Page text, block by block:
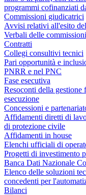
programmi cofinanziati
Commissioni giudicatrici
Avvisi relativi all'esito
Verbali delle
Contratti
Collegi consultivi tecnici
Pari opportunità e
PNRR e nel PNC
Fase esecutiva
Resoconti della
esecuzione
Concessioni e
Affidamenti diretti di
di protezione civile
Affidamenti in house
Elenchi ufficiali di
Progetti di investimento
Banca Dati Nazionale
Elenco delle soluzioni
concedenti per
Bilanci